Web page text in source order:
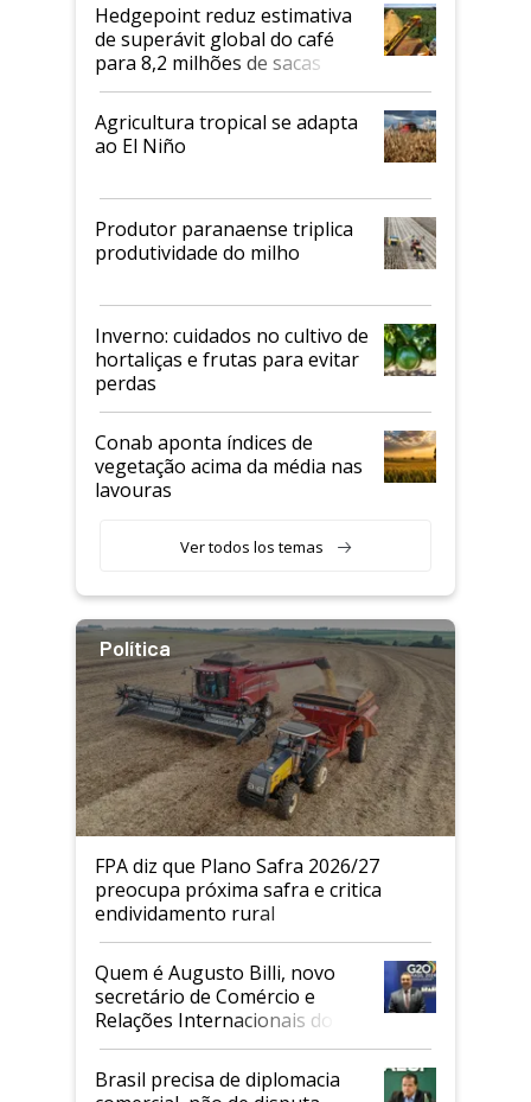
Hedgepoint reduz estimativa
de superávit global do café
para 8,2 milhões de sacas
Agricultura tropical se adapta
ao El Niño
Produtor paranaense triplica
produtividade do milho
Inverno: cuidados no cultivo de
hortaliças e frutas para evitar
perdas
Conab aponta índices de
vegetação acima da média nas
lavouras
Ver todos los temas
Política
FPA diz que Plano Safra 2026/27
preocupa próxima safra e critica
endividamento rural
Quem é Augusto Billi, novo
secretário de Comércio e
Relações Internacionais do
Mapa
Brasil precisa de diplomacia